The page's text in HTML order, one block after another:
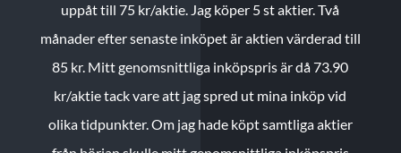
uppåt till 75 kr/aktie. Jag köper 5 st aktier.Två
månader efter senaste inköpet är aktien värderad till
85 kr. Mitt genomsnittliga inköpspris är då 73.90
kr/aktie tack vare att jag spred ut mina inköp vid
olika tidpunkter. Om jag hade köpt samtliga aktier